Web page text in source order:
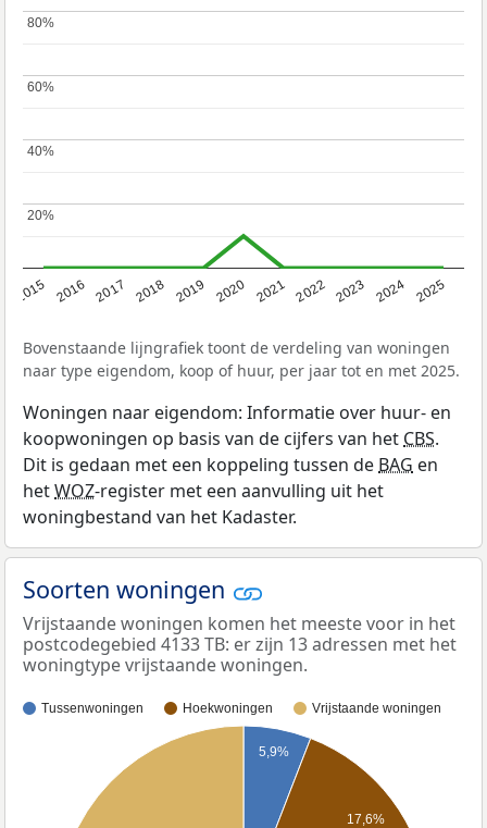
2015 2016 2017 2018 2019 2020 2021 2022 2023 2024 2025
20%
20%
40%
40%
60%
60%
80%
80%
Bovenstaande lijngrafiek toont de verdeling van woningen
naar type eigendom, koop of huur, per jaar tot en met 2025.
Woningen naar eigendom: Informatie over huur- en
koopwoningen op basis van de cijfers van hetCBS.
Dit is gedaan met een koppeling tussen deBAG en
hetWOZ-register met een aanvulling uit het
woningbestand van het Kadaster.
Soorten woningen
Vrijstaande woningen komen het meeste voor in het
postcodegebied 4133 TB: er zijn 13 adressen met het
woningtype vrijstaande woningen.
Tussenwoningen Hoekwoningen Vrijstaande woningen
5,9%
17,6%